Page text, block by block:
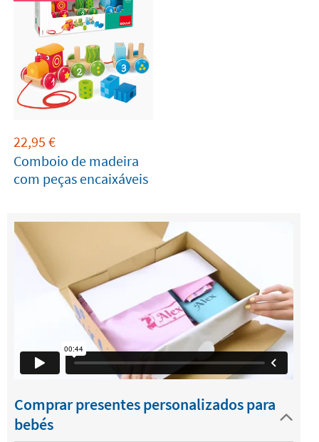
22,95 €
Comboio de madeira
com peças encaixáveis
Comprar presentes personalizados para
bebés